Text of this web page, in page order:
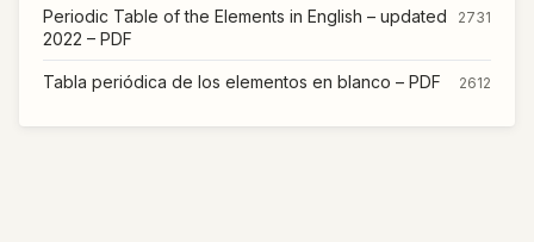
Periodic Table of the Elements in English – updated
2022 – PDF
2731
Tabla periódica de los elementos en blanco – PDF 2612